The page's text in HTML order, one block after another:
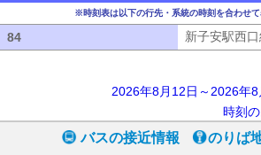
※時刻表は以下の行先・系統の時刻を合わせ
84 新子安駅西
2026年8月12日～2026年
時刻
バスの接近情報 のりば